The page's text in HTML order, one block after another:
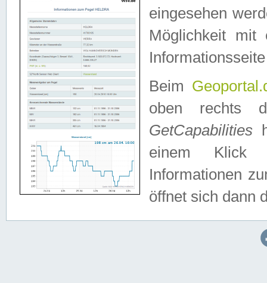
eingesehen
Möglichkeit mit
Beim
oben rechts
GetCapabilities
einem Klick
Informationen
öffnet sich dann